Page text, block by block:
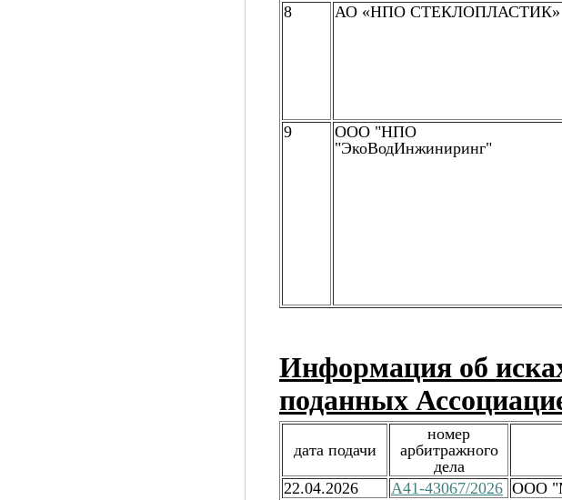
8 АО «НПО СТЕКЛОПЛАСТИК»
9
ООО "НПО
"ЭкоВодИнжиниринг"
Информация об
поданных
дата подачи
номер
арбитражного
дела
22.04.2026 А41-43067/2026 ООО